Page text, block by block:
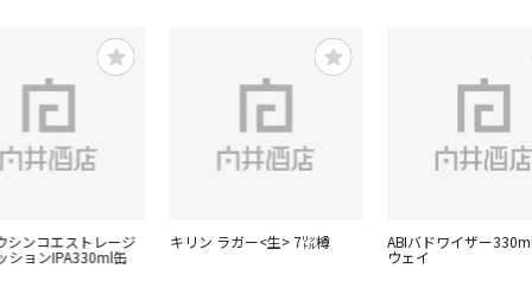
シンコエストレージ
ションIPA330ml缶
キリン ラガー<生> 7㍑樽 ABIバドワイザー
ウェイ